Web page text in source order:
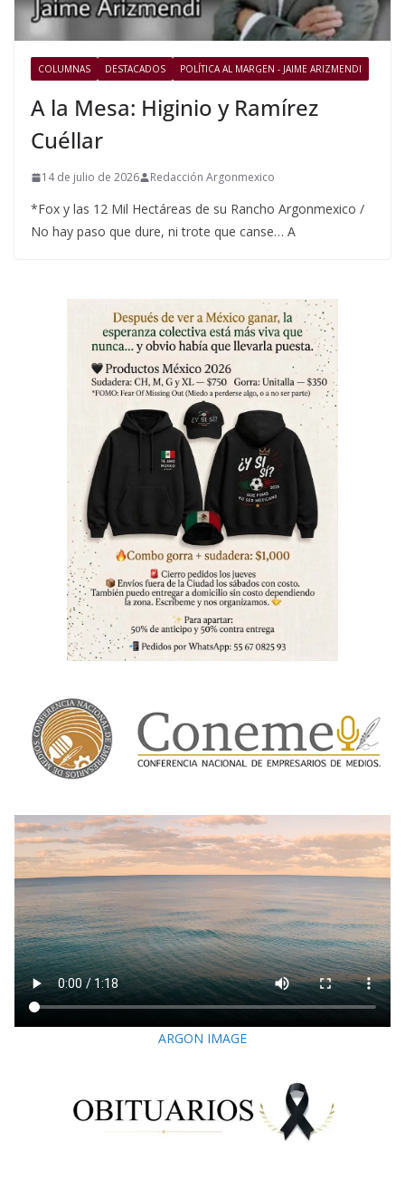
COLUMNAS DESTACADOS POLÍTICA AL MARGEN - JAIME ARIZMENDI
A la Mesa: Higinio y Ramírez
Cuéllar
14 de julio de 2026 Redacción Argonmexico
*Fox y las 12 Mil Hectáreas de su Rancho Argonmexico /
No hay paso que dure, ni trote que canse… A
ARGON IMAGE